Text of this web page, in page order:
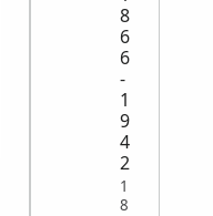
8
6
6
-
1
9
4
2
1
8